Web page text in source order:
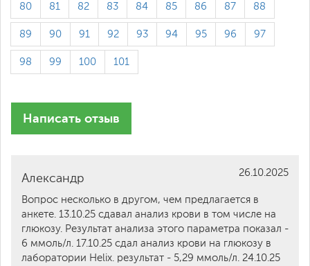
80 81 82 83 84 85 86 87 88
89 90 91 92 93 94 95 96 97
98 99 100 101
Написать отзыв
26.10.2025
Александр
Вопрос несколько в другом, чем предлагается в
анкете. 13.10.25 сдавал анализ крови в том числе на
глюкозу. Результат анализа этого параметра показал -
6 ммоль/л. 17.10.25 сдал анализ крови на глюкозу в
лаборатории Helix. результат - 5,29 ммоль/л. 24.10.25